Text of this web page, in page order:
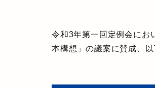
令和3年第一回定例会にお
本構想」の議案に賛成、